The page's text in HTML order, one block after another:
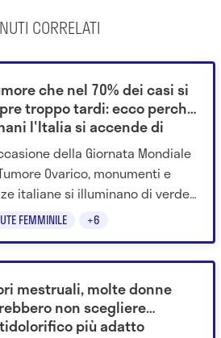
CORRELATI
FEMMINILE +6
che nel 70% dei casi si
troppo tardi: ecco perché
l'Italia si accende di
della Giornata Mondiale
Ovarico, monumenti e
italiane si illuminano di verde
per sensibilizzare su una
mestruali, molte donne
non scegliere
più adatto